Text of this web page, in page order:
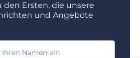
den Ersten, die unsere
und Angebote